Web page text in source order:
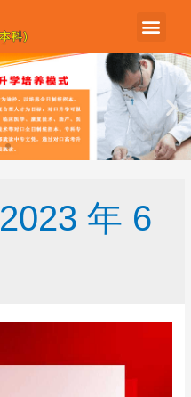
2023 年 6